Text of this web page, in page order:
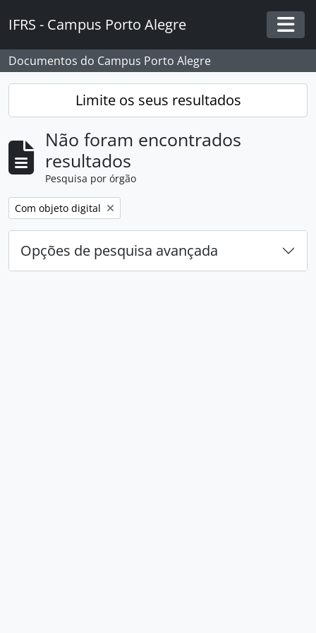
IFRS - Campus Porto Alegre
Documentos do Campus Porto Alegre
Limite os seus resultados
Não foram encontrados
resultados
Pesquisa por órgão
Remover filtro:
Com objeto digital
Opções de pesquisa avançada